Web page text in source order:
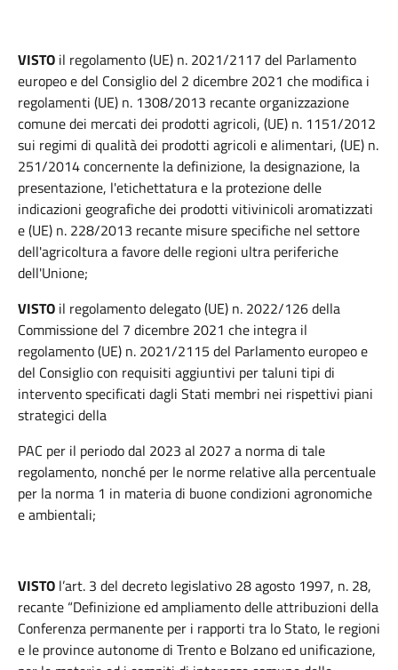
VISTO il regolamento (UE) n. 2021/2117 del Parlamento
europeo e del Consiglio del 2 dicembre 2021 che modifica i
regolamenti (UE) n. 1308/2013 recante organizzazione
comune dei mercati dei prodotti agricoli, (UE) n. 1151/2012
sui regimi di qualità dei prodotti agricoli e alimentari, (UE) n.
251/2014 concernente la definizione, la designazione, la
presentazione, l'etichettatura e la protezione delle
indicazioni geografiche dei prodotti vitivinicoli aromatizzati
e (UE) n. 228/2013 recante misure specifiche nel settore
dell'agricoltura a favore delle regioni ultra periferiche
dell'Unione;
VISTO il regolamento delegato (UE) n. 2022/126 della
Commissione del 7 dicembre 2021 che integra il
regolamento (UE) n. 2021/2115 del Parlamento europeo e
del Consiglio con requisiti aggiuntivi per taluni tipi di
intervento specificati dagli Stati membri nei rispettivi piani
strategici della
PAC per il periodo dal 2023 al 2027 a norma di tale
regolamento, nonché per le norme relative alla percentuale
per la norma 1 in materia di buone condizioni agronomiche
e ambientali;
VISTO l’art. 3 del decreto legislativo 28 agosto 1997, n. 28,
recante “Definizione ed ampliamento delle attribuzioni della
Conferenza permanente per i rapporti tra lo Stato, le regioni
e le province autonome di Trento e Bolzano ed unificazione,